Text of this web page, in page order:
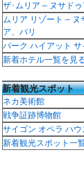
ザ･ムリア – ヌサドゥ
ムリア リゾート – ヌ
ア、バリ
パーク ハイアット サ
新着ホテル一覧を見
新着観光スポット
ネカ美術館
戦争証跡博物館
サイゴン オペラ ハウ
新着観光スポット一